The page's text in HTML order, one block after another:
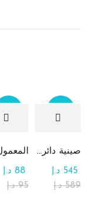
صينية دائرية كبيرة جداً من الشوكولاتة والرهش
589 د.إ
545 د.إ
95 د.إ
88 د.إ